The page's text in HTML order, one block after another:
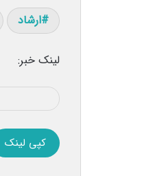
ارشاد
لینک خبر:
کپی لینک